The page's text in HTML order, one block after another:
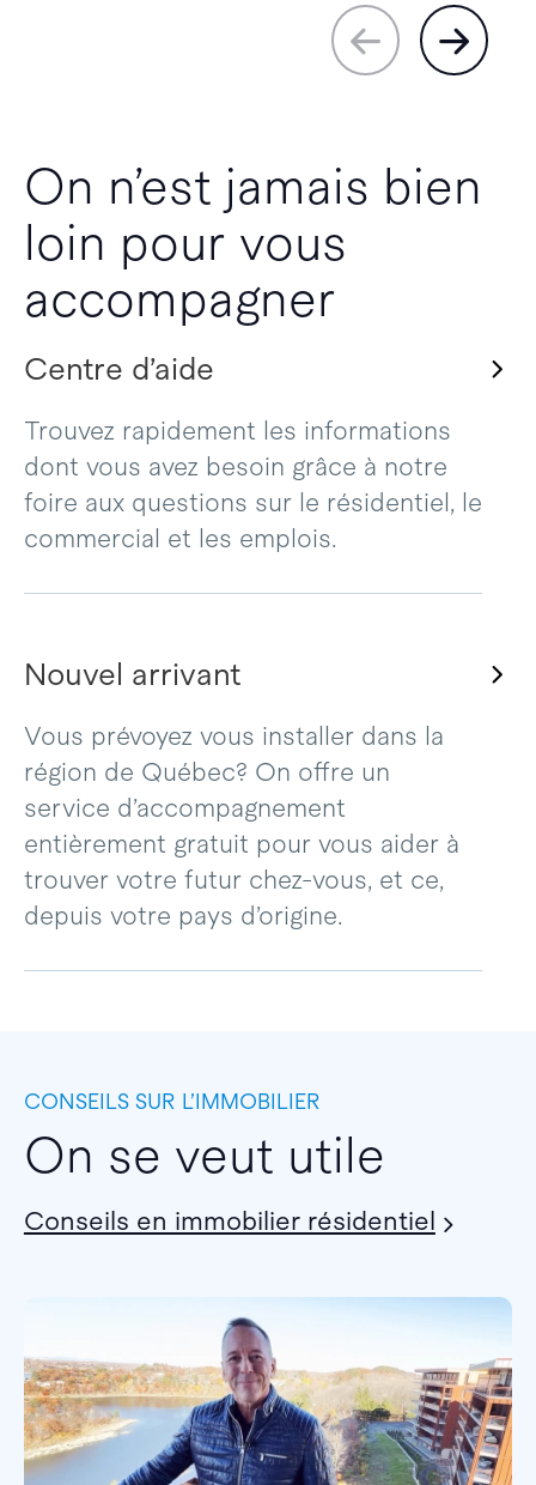
On n’est jamais bien
loin pour vous
accompagner
Centre d’aide
Trouvez rapidement les informations
dont vous avez besoin grâce à notre
foire aux questions sur le résidentiel, le
commercial et les emplois.
Nouvel arrivant
Vous prévoyez vous installer dans la
région de Québec? On offre un
service d’accompagnement
entièrement gratuit pour vous aider à
trouver votre futur chez-vous, et ce,
depuis votre pays d’origine.
CONSEILS SUR L’IMMOBILIER
On se veut utile
Conseils en immobilier résidentiel